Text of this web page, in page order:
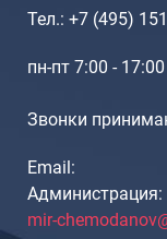
Тел.: +7 (495)
пн-пт 7:00 -
Звонки
Email:
Администрация:
mir-